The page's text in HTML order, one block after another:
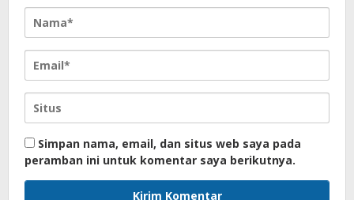
Simpan nama, email, dan situs web saya pada
peramban ini untuk komentar saya berikutnya.